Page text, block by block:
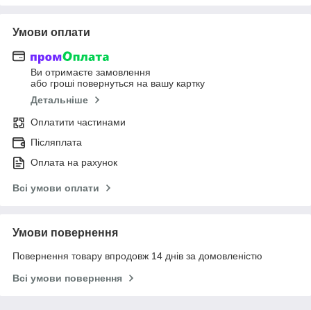
Умови оплати
Ви отримаєте замовлення
або гроші повернуться на вашу картку
Детальніше
Оплатити частинами
Післяплата
Оплата на рахунок
Всі умови оплати
Умови повернення
Повернення товару впродовж 14 днів за домовленістю
Всі умови повернення